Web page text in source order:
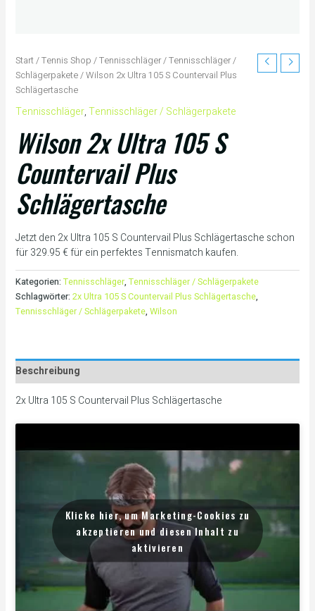
Start/Tennis Shop /Tennisschläger/Tennisschläger /
Schlägerpakete/ Wilson 2x Ultra 105 S Countervail Plus
Schlägertasche
Tennisschläger,Tennisschläger / Schlägerpakete
Wilson 2x Ultra 105 S
Countervail Plus
Schlägertasche
Jetzt den 2x Ultra 105 S Countervail Plus Schlägertasche schon
für 329.95 € für ein perfektes Tennismatch kaufen.
Kategorien: Tennisschläger, Tennisschläger / Schlägerpakete
Schlagwörter: 2x Ultra 105 S Countervail Plus Schlägertasche,
Tennisschläger / Schlägerpakete, Wilson
Beschreibung
2x Ultra 105 S Countervail Plus Schlägertasche
Klicke hier, um Marketing-Cookies zu
akzeptieren und diesen Inhalt zu
aktivieren